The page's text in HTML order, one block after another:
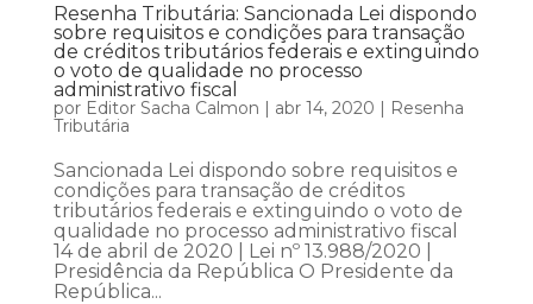
Resenha Tributária: Sancionada Lei dispondo
sobre requisitos e condições para transação
de créditos tributários federais e extinguindo
o voto de qualidade no processo
administrativo fiscal
por Editor Sacha Calmon | abr 14, 2020 | Resenha
Tributária
Sancionada Lei dispondo sobre requisitos e
condições para transação de créditos
tributários federais e extinguindo o voto de
qualidade no processo administrativo fiscal
14 de abril de 2020 | Lei nº 13.988/2020 |
Presidência da República O Presidente da
República...